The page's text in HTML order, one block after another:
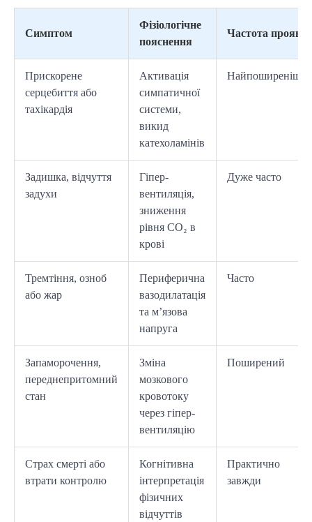
Симптом
Фізіологічне
пояснення
Частота прояву
Прискорене
серцебиття або
тахікардія
Активація
симпатичної
системи,
викид
катехоламінів
Задишка, відчуття
задухи
Гіпер-
вентиляція,
зниження
рівня CO₂ в
крові
Дуже часто
Тремтіння, озноб
або жар
Периферична
вазодилатація
та м’язова
напруга
Часто
Запаморочення,
переднепритомний
стан
Зміна
мозкового
кровотоку
через гіпер-
вентиляцію
Поширений
Страх смерті або
втрати контролю
Когнітивна
інтерпретація
фізичних
відчуттів
Практично
завжди